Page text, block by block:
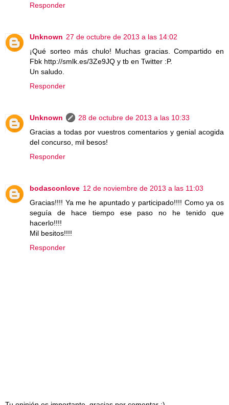
Responder
Unknown 27 de octubre de 2013 a las 14:02
¡Qué sorteo más chulo! Muchas gracias. Compartido en
Fbk http://smlk.es/3Ze9JQ y tb en Twitter :P.
Un saludo.
Responder
Unknown
28 de octubre de 2013 a las 10:33
Gracias a todas por vuestros comentarios y genial acogida
del concurso, mil besos!
Responder
bodasconlove 12 de noviembre de 2013 a las 11:03
Gracias!!!! Ya me he apuntado y participado!!!! Como ya os
seguía de hace tiempo ese paso no he tenido que
hacerlo!!!!
Mil besitos!!!!
Responder